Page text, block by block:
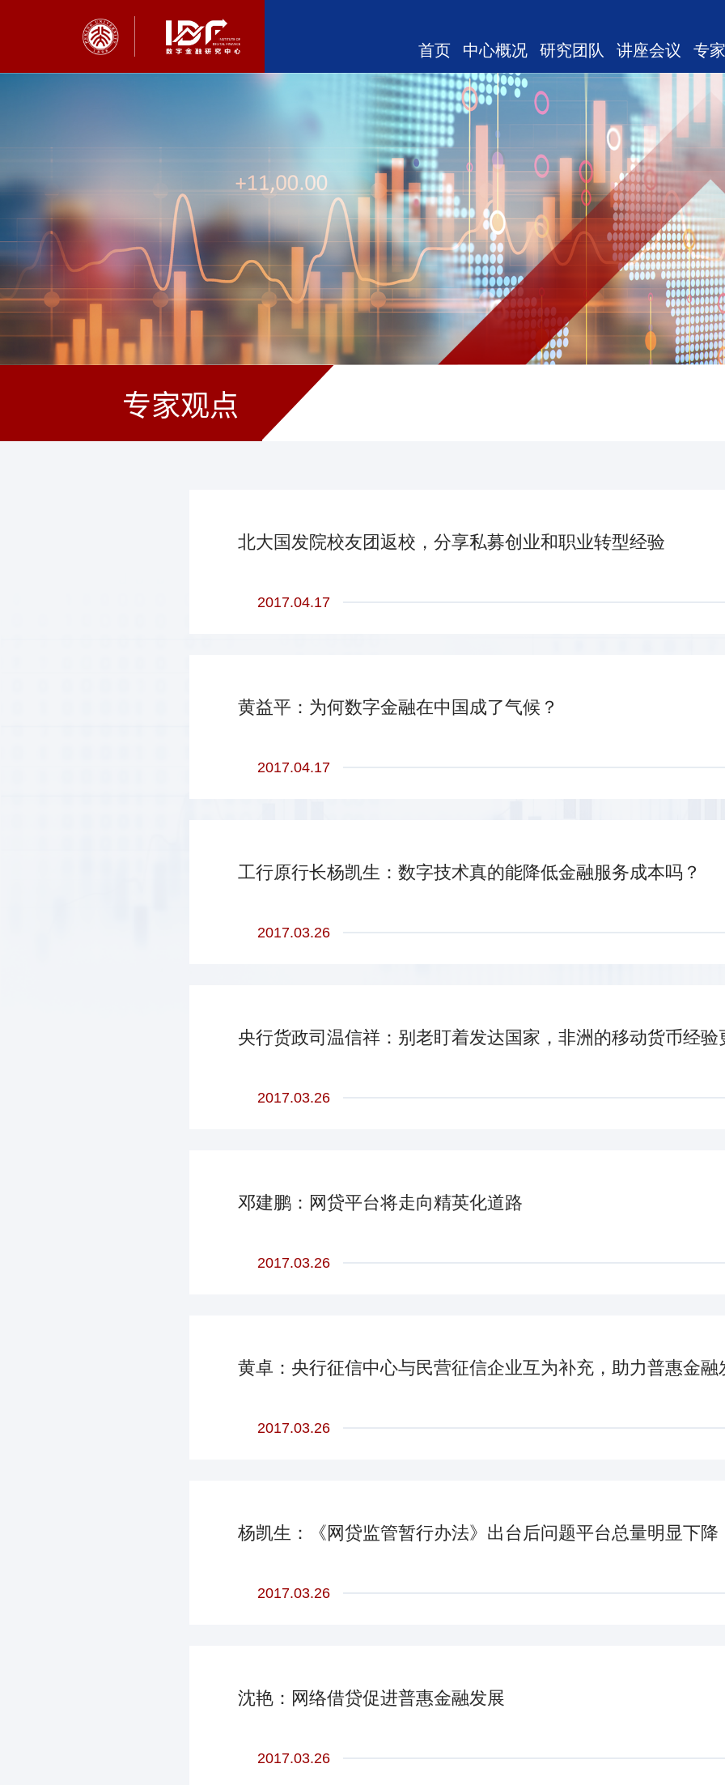
首页 中心概况 研究团队 讲座会议 专
专家观点
北大国发院校友团返校，分享私募创业和职业转型经验
2017.04.17
黄益平：为何数字金融在中国成了气候？
2017.04.17
工行原行长杨凯生：数字技术真的能降低金融服务成本吗？
2017.03.26
央行货政司温信祥：别老盯着发达国家，非洲的移动货币经验
2017.03.26
邓建鹏：网贷平台将走向精英化道路
2017.03.26
黄卓：央行征信中心与民营征信企业互为补充，助力普惠金融
2017.03.26
杨凯生：《网贷监管暂行办法》出台后问题平台总量明显下降
2017.03.26
沈艳：网络借贷促进普惠金融发展
2017.03.26